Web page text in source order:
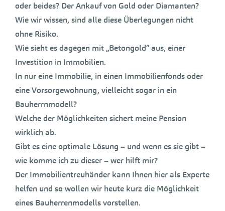
oder beides? Der Ankauf von Gold oder Diamanten?
Wie wir wissen, sind alle diese Überlegungen nicht
ohne Risiko.
Wie sieht es dagegen mit „Betongold“ aus, einer
Investition in Immobilien.
In nur eine Immobilie, in einen Immobilienfonds oder
eine Vorsorgewohnung, vielleicht sogar in ein
Bauherrnmodell?
Welche der Möglichkeiten sichert meine Pension
wirklich ab.
Gibt es eine optimale Lösung – und wenn es sie gibt –
wie komme ich zu dieser – wer hilft mir?
Der Immobilientreuhänder kann Ihnen hier als Experte
helfen und so wollen wir heute kurz die Möglichkeit
eines Bauherrenmodells vorstellen.